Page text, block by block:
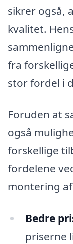
sikrer også,
kvalitet.
fra
stor fordel i
Foruden at
også
forskellige
fordelene
montering
Bedre
priserne